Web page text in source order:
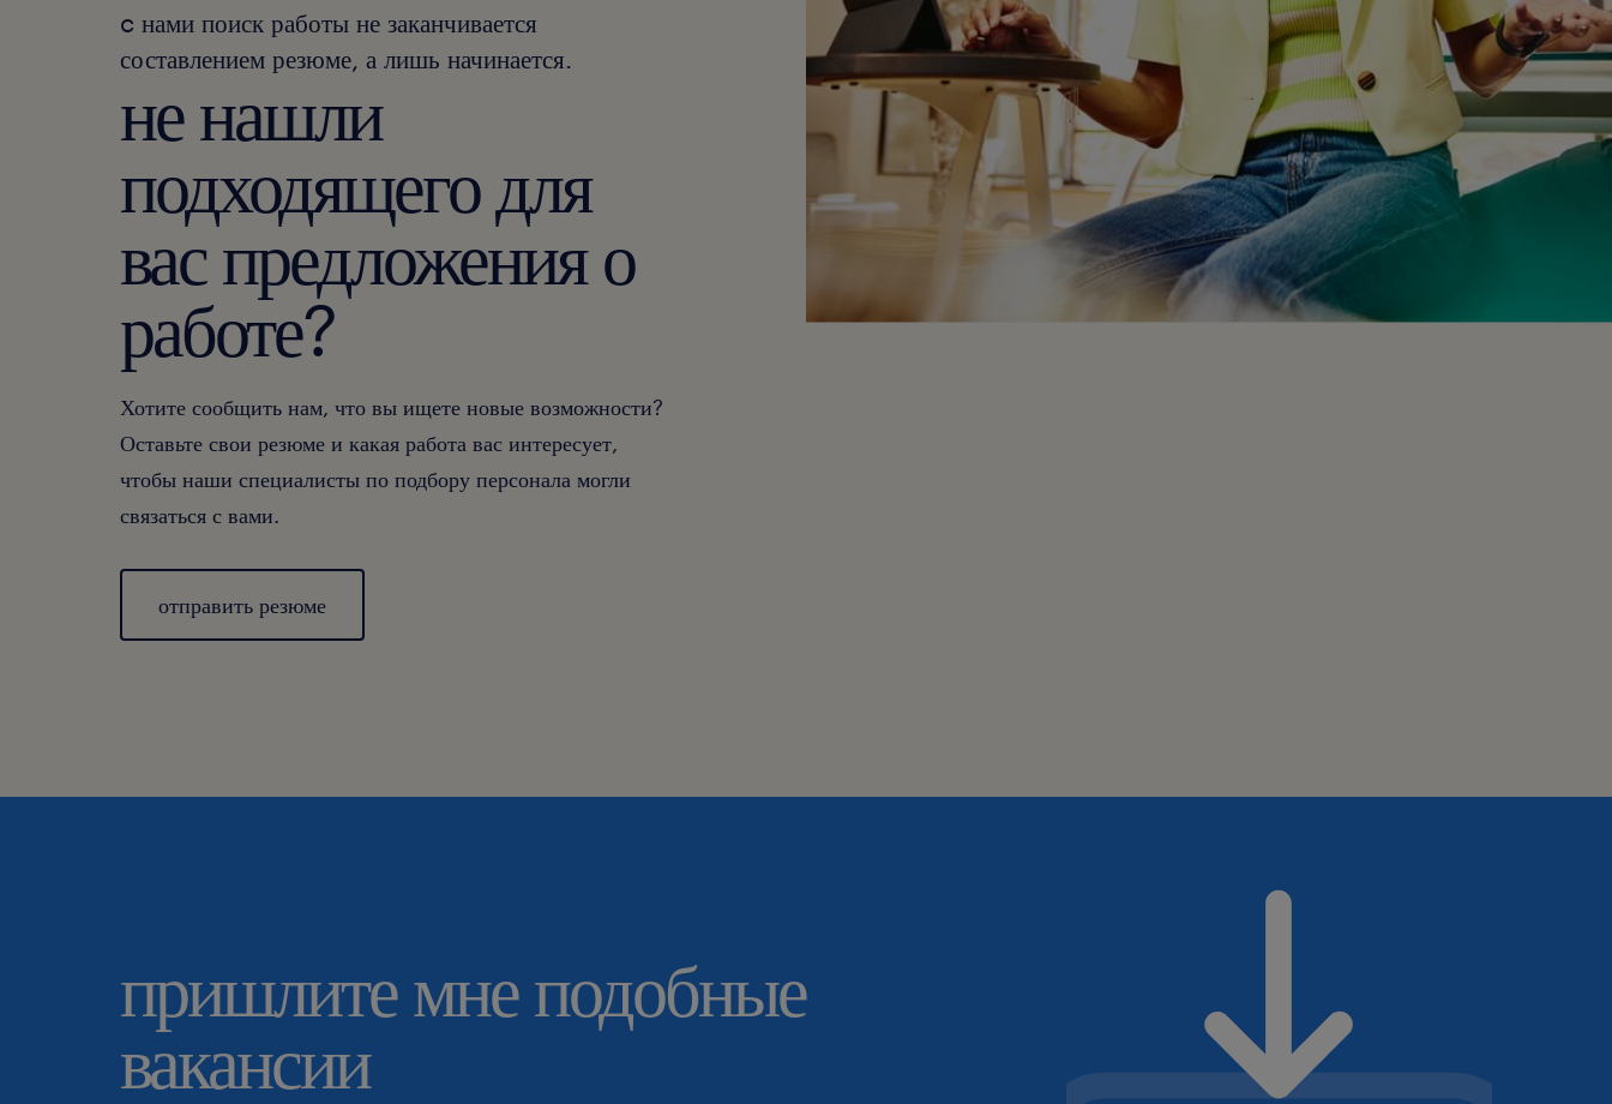
c нами поиск работы не заканчивается
составлением резюме, а лишь начинается.
не нашли
подходящего для
вас предложения о
работе?
Хотите сообщить нам, что вы ищете новые возможности?
Оставьте свои резюме и какая работа вас интересует,
чтобы наши специалисты по подбору персонала могли
связаться с вами.
отправить резюме
пришлите мне подобные
вакансии